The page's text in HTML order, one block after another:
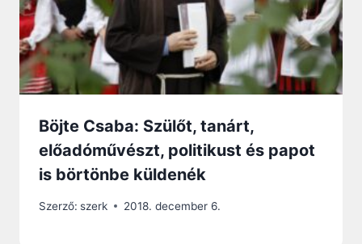
Böjte Csaba: Szülőt, tanárt,
előadóművészt, politikust és papot
is börtönbe küldenék
Szerző: szerk 2018. december 6.